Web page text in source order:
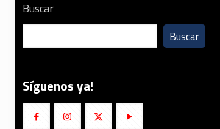
Buscar
Buscar
Síguenos ya!